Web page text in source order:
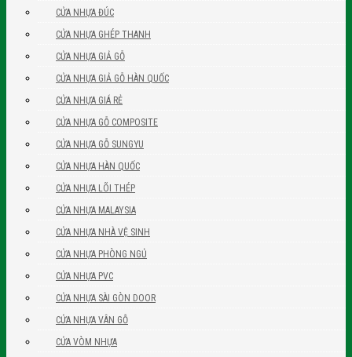
CỬA NHỰA ĐÚC
CỬA NHỰA GHÉP THANH
CỬA NHỰA GIẢ GỖ
CỬA NHỰA GIẢ GỖ HÀN QUỐC
CỬA NHỰA GIÁ RẺ
CỬA NHỰA GỖ COMPOSITE
CỬA NHỰA GỖ SUNGYU
CỬA NHỰA HÀN QUỐC
CỬA NHỰA LÕI THÉP
CỬA NHỰA MALAYSIA
CỬA NHỰA NHÀ VỆ SINH
CỬA NHỰA PHÒNG NGỦ
CỬA NHỰA PVC
CỬA NHỰA SÀI GÒN DOOR
CỬA NHỰA VÂN GỖ
CỬA VÒM NHỰA